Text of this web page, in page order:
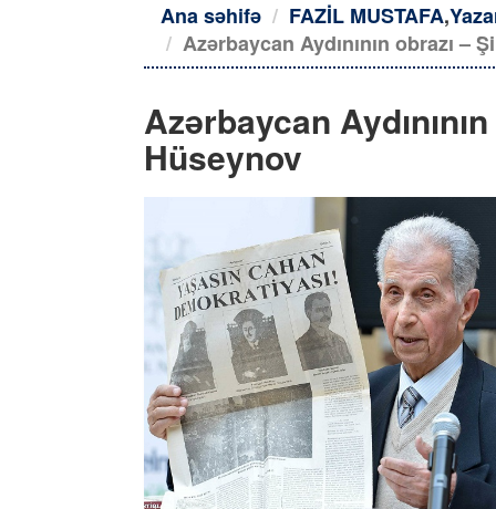
Ana səhifə FAZİL MUSTAFA,
Azərbaycan Aydınının obrazı –
Azərbaycan
Hüseynov